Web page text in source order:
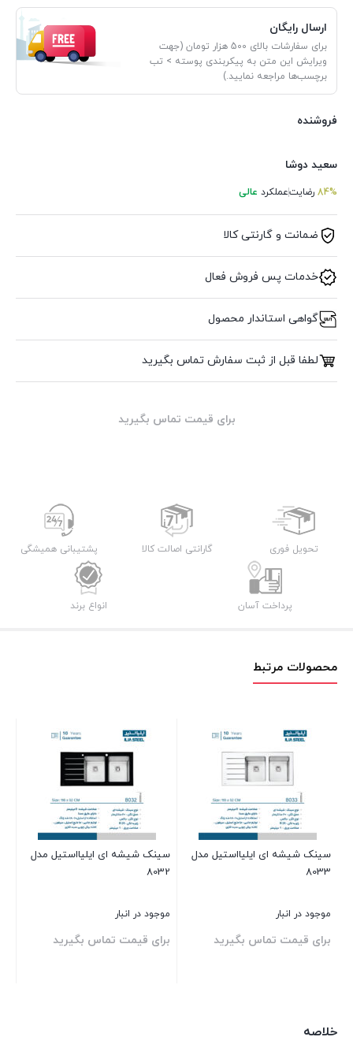
ارسال رایگان
برای سفارشات بالای 500 هزار تومان (جهت
ویرایش این متن به پیکربندی پوسته > تب
برچسب‌ها مراجعه نمایید.)
فروشنده
سعید دوشا
84% رضایتعملکرد عالی
ضمانت و گارنتی کالا
خدمات پس فروش فعال
گواهی استاندار محصول
لطفا قبل از ثبت سفارش تماس بگیرید
برای قیمت تماس بگیرید
تحویل فوری گارانتی اصالت کالا پشتیبانی همیشگی
پرداخت آسان انواع برند
محصولات مرتبط
سینک شیشه ای ایلیااستیل مدل
8033
موجود در انبار
برای قیمت تماس بگیرید
سینک شیشه ای ایلیااستیل مدل
8032
موجود در انبار
برای قیمت تماس بگیرید
خلاصه